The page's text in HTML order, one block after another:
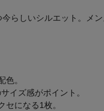
らしいシルエット。メ
。
イズ感がポイント。
になる1枚。